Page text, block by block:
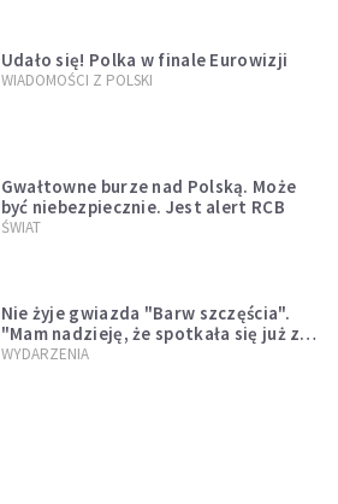
Udało się! Polka w finale Eurowizji
WIADOMOŚCI Z POLSKI
Gwałtowne burze nad Polską. Może
być niebezpiecznie. Jest alert RCB
ŚWIAT
Nie żyje gwiazda "Barw szczęścia".
"Mam nadzieję, że spotkała się już z
Bogiem, którego tak bardzo kochała"
WYDARZENIA